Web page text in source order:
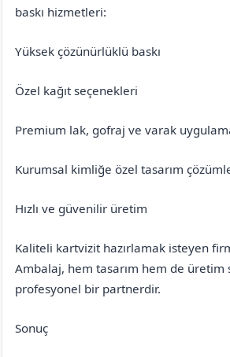
baskı hizmetleri:
Yüksek çözünürlüklü baskı
Özel kağıt seçenekleri
Premium lak, gofraj ve varak
Kurumsal kimliğe özel tasarım
Hızlı ve güvenilir üretim
Kaliteli kartvizit hazırlamak isteyen
Ambalaj, hem tasarım hem de üretim
profesyonel bir partnerdir.
Sonuç